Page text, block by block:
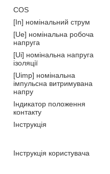
COS
[In] номінальний струм
[Ue] номінальна робоча
напруга
[Ui] номінальна напруга
ізоляції
[Uimp] номінальна
імпульсна витримувана
напру
Індикатор положення
контакту
Інструкція
Інструкція користувача